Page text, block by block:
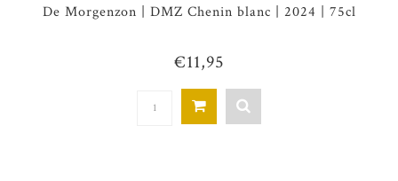
De Morgenzon | DMZ Chenin blanc | 2024 | 75cl
€11,95